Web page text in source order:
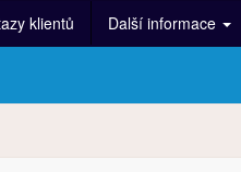
klientů Další informace